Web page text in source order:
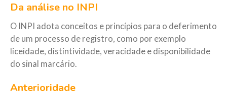
Da análise no INPI
O INPI adota conceitos e princípios para o deferimento
de um processo de registro, como por exemplo
liceidade, distintividade, veracidade e disponibilidade
do sinal marcário.
Anterioridade